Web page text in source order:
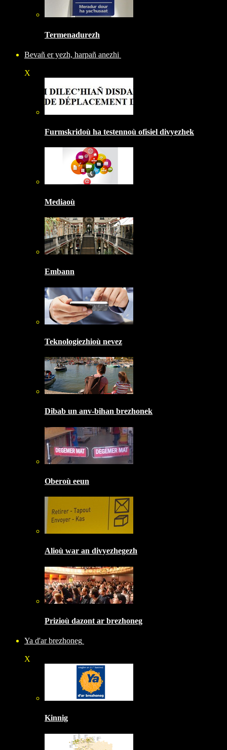
Termenadurezh
Bevañ er yezh, harpañ anezhi
X
Furmskridoù ha testennoù ofisiel divyezhek
Mediaoù
Embann
Teknologiezhioù nevez
Dibab un anv-bihan brezhonek
Oberoù eeun
Alioù war an divyezhegezh
Prizioù dazont ar brezhoneg
Ya d'ar brezhoneg
X
Kinnig